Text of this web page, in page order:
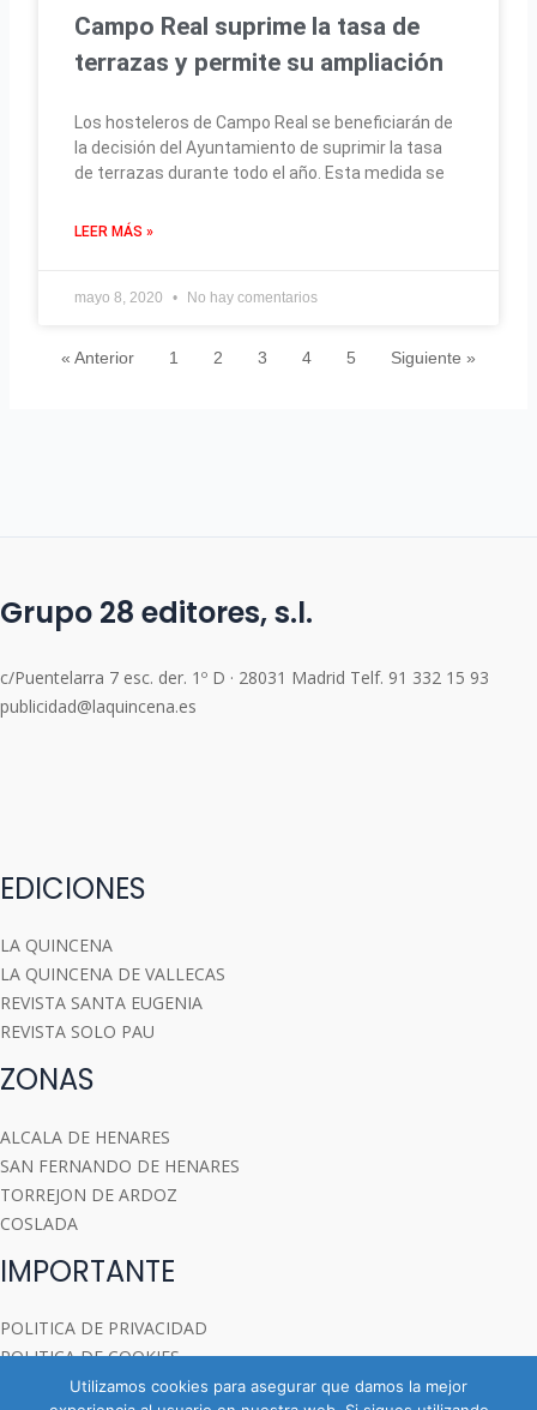
Campo Real suprime la tasa de
terrazas y permite su ampliación
Los hosteleros de Campo Real se beneficiarán de
la decisión del Ayuntamiento de suprimir la tasa
de terrazas durante todo el año. Esta medida se
LEER MÁS »
mayo 8, 2020 No hay comentarios
« Anterior 1 2 3 4 5 Siguiente »
Grupo 28 editores, s.l.
c/Puentelarra 7 esc. der. 1º D · 28031 Madrid Telf. 91 332 15 93
publicidad@laquincena.es
EDICIONES
LA QUINCENA
LA QUINCENA DE VALLECAS
REVISTA SANTA EUGENIA
REVISTA SOLO PAU
ZONAS
ALCALA DE HENARES
SAN FERNANDO DE HENARES
TORREJON DE ARDOZ
COSLADA
IMPORTANTE
POLITICA DE PRIVACIDAD
POLITICA DE COOKIES
Utilizamos cookies para asegurar que damos la mejor